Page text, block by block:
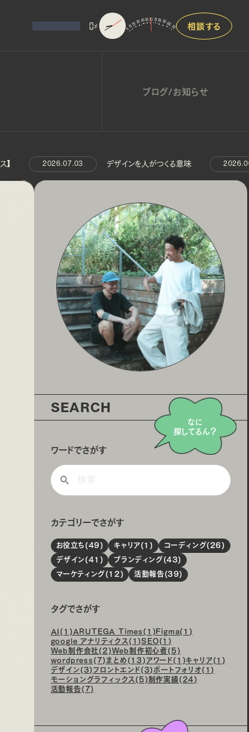
0% 相談する
ブログ/お知らせ
2026.07.03 デザインを人がつくる意味
SEARCH
なに
探してるん？
ワードでさがす
カテゴリーでさがす
お役立ち(49) キャリア(1)
コーディング(26)
デザイン(41)
ブランディング(43)
マーケティング(12)
活動報告(39)
タグでさがす
AI(1)ARUTEGA Times(1)Figma(1)
google アナリティクス(1)SEO(1)
Web制作会社(2)Web制作初心者(5)
wordpress(7)まとめ(13)アワード(1)キャリア(1)
デザイン(3)フロントエンド(3)ポートフォリオ(1)
モーショングラフィックス(5)制作実績(24)
活動報告(7)